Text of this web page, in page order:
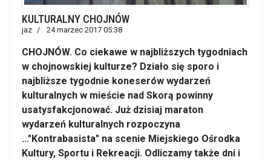
KULTURALNY CHOJNÓW
jaz 24 marzec 2017 05:38
CHOJNÓW. Co ciekawe w najbliższych tygodniach
w chojnowskiej kulturze? Działo się sporo i
najbliższe tygodnie koneserów wydarzeń
kulturalnych w mieście nad Skorą powinny
usatysfakcjonować. Już dzisiaj maraton
wydarzeń kulturalnych rozpoczyna
..."Kontrabasista" na scenie Miejskiego Ośrodka
Kultury, Sportu i Rekreacji. Odliczamy także dni i